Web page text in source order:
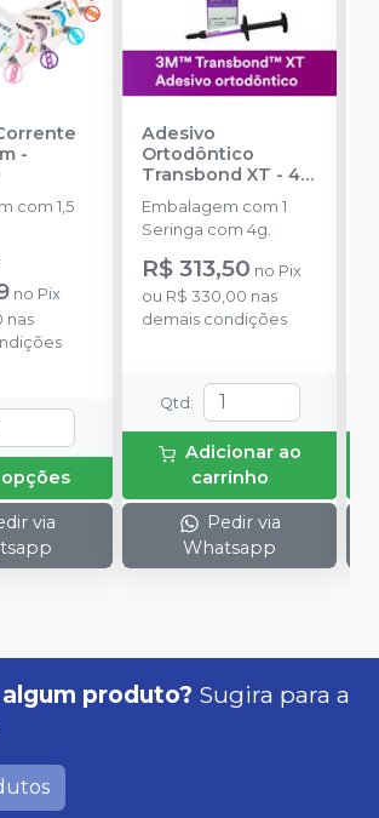
-
com 1,5
no Pix
nas
via
Adesivo
Ortodôntico
Transbond XT - 4g
SOLVENTUM
Embalagem com 1
Seringa com 4g.
R$ 313,50 no Pix
ou R$ 330,00 nas
demais condições
Qtd :
Adicionar ao
carrinho
Pedir via
Whatsapp
produto? Sugira para a